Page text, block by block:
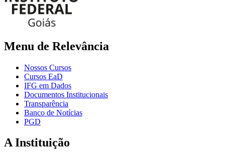
Menu de Relevância
Nossos Cursos
Cursos EaD
IFG em Dados
Documentos Institucionais
Transparência
Banco de Notícias
PGD
A Instituição